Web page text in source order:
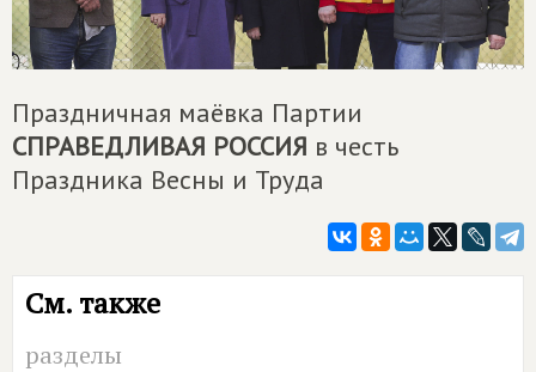
Праздничная маëвка Партии
СПРАВЕДЛИВАЯ РОССИЯ в честь
Праздника Весны и Труда
См. также
разделы